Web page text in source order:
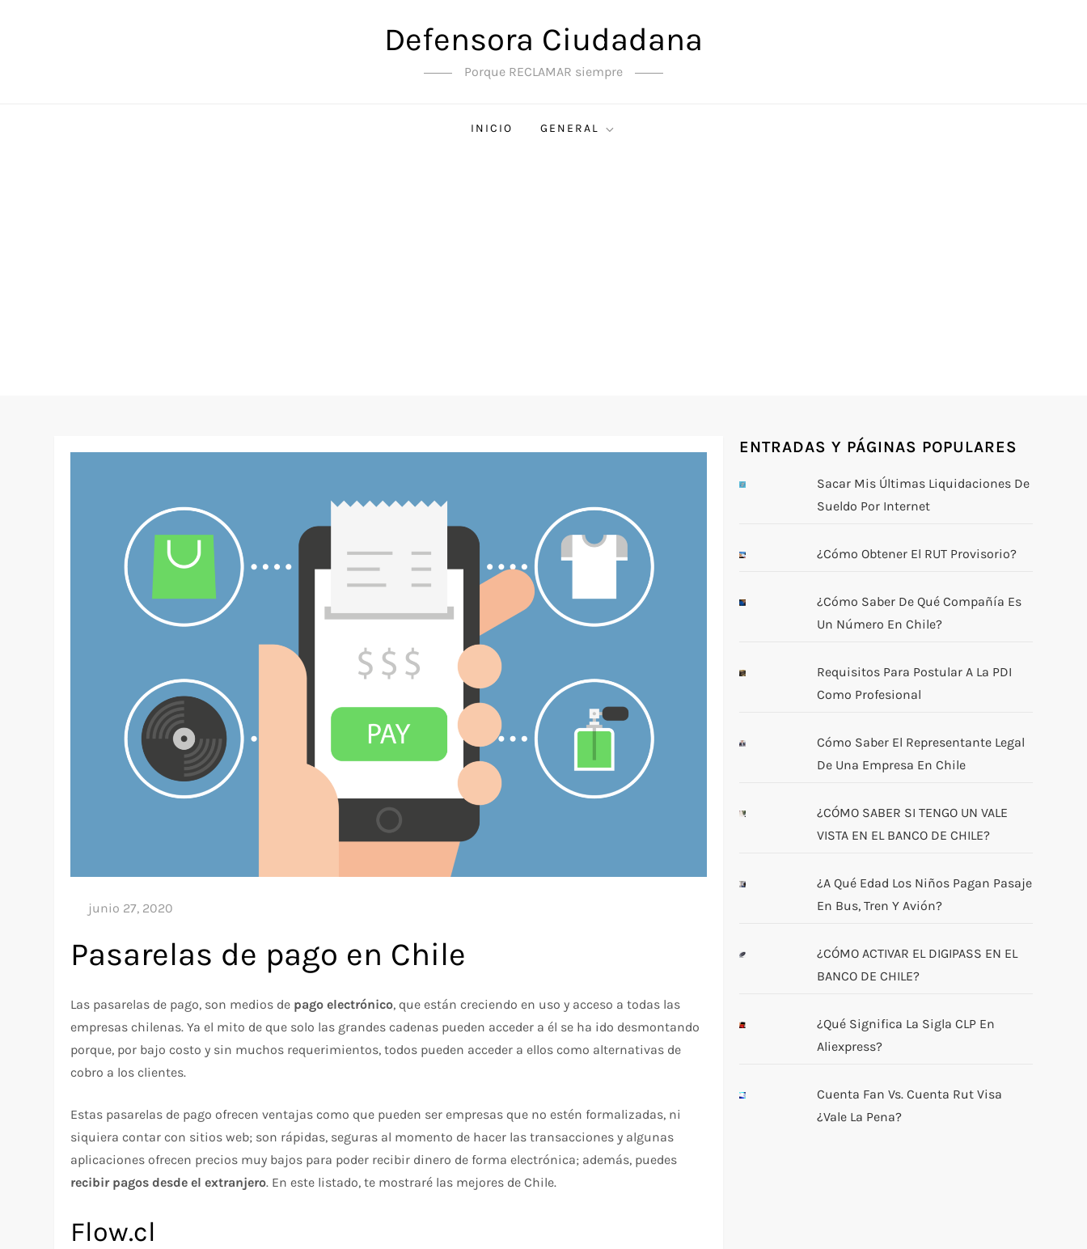
Defensora Ciudadana
Porque RECLAMAR siempre
INICIO GENERAL
Pasarelas de pago en Chile
Las pasarelas de pago, son medios de pago electrónico, que están creciendo en uso y acceso a todas las
empresas chilenas. Ya el mito de que solo las grandes cadenas pueden acceder a él se ha ido desmontando
porque, por bajo costo y sin muchos requerimientos, todos pueden acceder a ellos como alternativas de
cobro a los clientes.
Estas pasarelas de pago ofrecen ventajas como que pueden ser empresas que no estén formalizadas, ni
siquiera contar con sitios web; son rápidas, seguras al momento de hacer las transacciones y algunas
aplicaciones ofrecen precios muy bajos para poder recibir dinero de forma electrónica; además, puedes
recibir pagos desde el extranjero. En este listado, te mostraré las mejores de Chile.
Flow.cl
ENTRADAS Y PÁGINAS POPULARES
Sacar Mis Últimas Liquidaciones De
Sueldo Por Internet
¿Cómo Obtener El RUT Provisorio?
¿Cómo Saber De Qué Compañía Es
Un Número En Chile?
Requisitos Para Postular A La PDI
Como Profesional
Cómo Saber El Representante Legal
De Una Empresa En Chile
¿CÓMO SABER SI TENGO UN VALE
VISTA EN EL BANCO DE CHILE?
¿A Qué Edad Los Niños Pagan Pasaje
En Bus, Tren Y Avión?
¿CÓMO ACTIVAR EL DIGIPASS EN EL
BANCO DE CHILE?
¿Qué Significa La Sigla CLP En
Aliexpress?
Cuenta Fan Vs. Cuenta Rut Visa
¿Vale La Pena?